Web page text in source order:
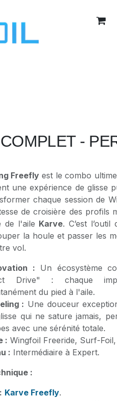
-
Freefly est le combo
une expérience de glisse
chaque session de
de croisière des profils
de l'aile Karve. C’est
la houle et passer les
vol.
: Un écosystème
Drive" : chaque
du pied à l'aile.
: Une douceur
qui ne sature jamais,
avec une sérénité totale.
: Wingfoil Freeride, Surf-
: Intermédiaire à Expert.
:
Karve Freefly.